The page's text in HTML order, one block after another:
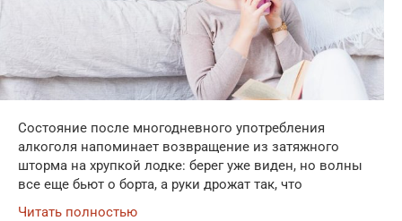
Состояние после многодневного употребления
алкоголя напоминает возвращение из затяжного
шторма на хрупкой лодке: берег уже виден, но волны
все еще бьют о борта, а руки дрожат так, что
Читать полностью